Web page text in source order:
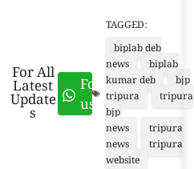
For All
Latest
Update
s
Follow
us
TAGGED:
biplab deb
news
biplab
kumar deb
bjp
tripura
tripura
bjp
news
tripura
news
tripura
website